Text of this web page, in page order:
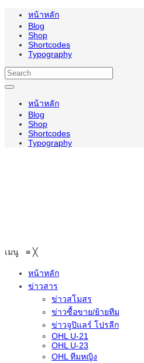
หน้าหลัก
Blog
Shop
Shortcodes
Typography
หน้าหลัก
Blog
Shop
Shortcodes
Typography
เมนู ≡ ╳
หน้าหลัก
ข่าวสาร
ข่าวสโมสร
ข่าวซื้อขาย/ย้ายทีม
ข่าวจูปิแลร์ โปรลีก
OHL U-21
OHL U-23
OHL ทีมหญิง